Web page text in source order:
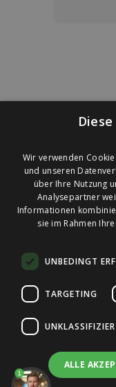
©
Wir verwenden
und unseren
über Ihre Nutzung
Analysepartner
Informationen
sie im Rahmen
UNBEDINGT
TARGETING
ALLE
1